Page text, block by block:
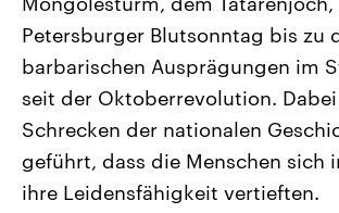
Bundesland von einer Koalition aus
CDU, SPD und FDP regiert.-
Umfragen, Prognosen,
Wahlprogramme, aktuelle Berichte
und Hintergründe zu den Parteien
und Kandidaten der anstehenden
Wahl.
mit
Programm
Audio-Archiv
Petersburger Blutsonntag bis zu
barbarischen Ausprägungen im
seit der Oktoberrevolution.
Schrecken der nationalen
geführt, dass die Menschen sich
ihre Leidensfähigkeit vertieften.